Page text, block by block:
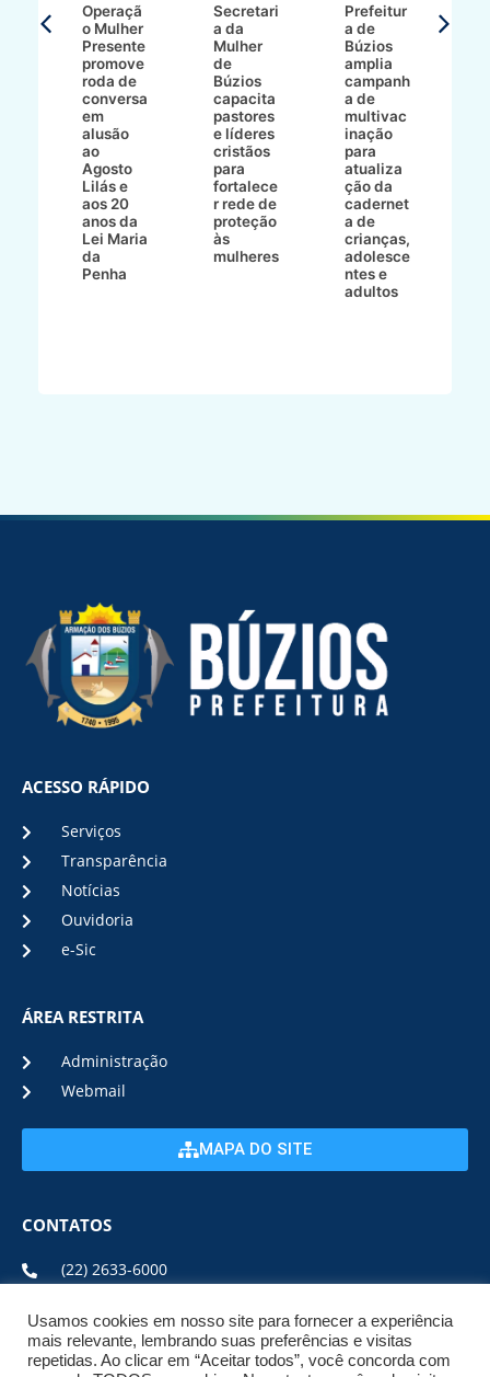
Operaçã
o Mulher
Presente
promove
roda de
conversa
em
alusão
ao
Agosto
Lilás e
aos 20
anos da
Lei Maria
da
Penha
Secretari
a da
Mulher
de
Búzios
capacita
pastores
e líderes
cristãos
para
fortalece
r rede de
proteção
às
mulheres
Prefeitur
a de
Búzios
amplia
campanh
a de
multivac
inação
para
atualiza
ção da
cadernet
a de
crianças,
adolesce
ntes e
adultos
ACESSO RÁPIDO
Serviços
Transparência
Notícias
Ouvidoria
e-Sic
ÁREA RESTRITA
Administração
Webmail
MAPA DO SITE
CONTATOS
(22) 2633-6000
ENDEREÇO E HORÁRIO
Usamos cookies em nosso site para fornecer a experiência
mais relevante, lembrando suas preferências e visitas
repetidas. Ao clicar em “Aceitar todos”, você concorda com